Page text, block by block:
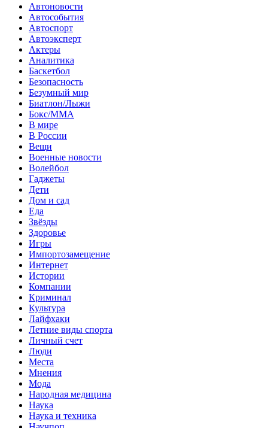
Автоновости
Автособытия
Автоспорт
Автоэксперт
Актеры
Аналитика
Баскетбол
Безопасность
Безумный мир
Биатлон/Лыжи
Бокс/MMA
В мире
В России
Вещи
Военные новости
Волейбол
Гаджеты
Дети
Дом и сад
Еда
Звёзды
Здоровье
Игры
Импортозамещение
Интернет
Истории
Компании
Криминал
Культура
Лайфхаки
Летние виды спорта
Личный счет
Люди
Места
Мнения
Мода
Народная медицина
Наука
Наука и техника